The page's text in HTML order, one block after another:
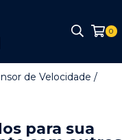
0
de Velocidade /
para sua